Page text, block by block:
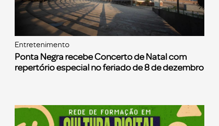
Entretenimento
Ponta Negra recebe Concerto de Natal com
repertório especial no feriado de 8 de dezembro